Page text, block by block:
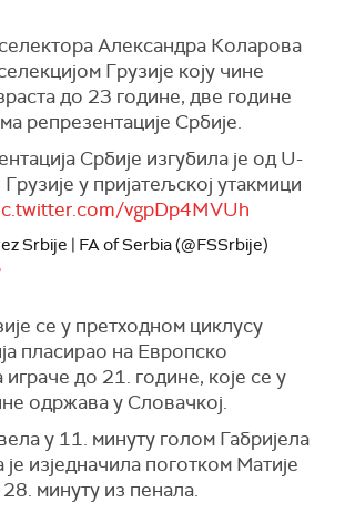
Александра Коларова
Грузије коју чине
до 23 године, две године
репрезентације Србије.
Србије изгубила је од U-
у пријатељској утакмици
vgpDp4MVUh
Srbije | FA of Serbia (@FSSrbije)
се у претходном циклусу
пласирао на Европско
до 21. године, које се у
одржава у Словачкој.
у 11. минуту голом Габријела
је изједначила поготком Матије
минуту из пенала.